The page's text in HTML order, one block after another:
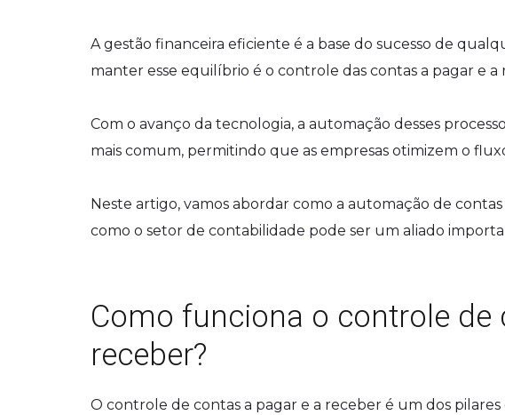
A gestão financeira eficiente é a base do sucesso de
manter esse equilíbrio é o controle das contas a pagar e a
Com o avanço da tecnologia, a automação desses
mais comum, permitindo que as empresas otimizem o
Neste artigo, vamos abordar como a automação de
como o setor de contabilidade pode ser um aliado
Como funciona o controle de
receber?
O controle de contas a pagar e a receber é um dos